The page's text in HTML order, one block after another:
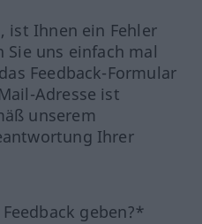
ist Ihnen ein Fehler
uns einfach mal
Feedback-Formular
Adresse ist
unserem
Ihrer
geben?*